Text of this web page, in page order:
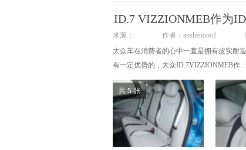
ID.7 VIZZIONMEB作为
来源： 作者：anshenooo1
大众车在消费者的心中一直是拥有皮实耐
有一定优势的，大众ID.7VIZZIONMEB作...
共 5 张